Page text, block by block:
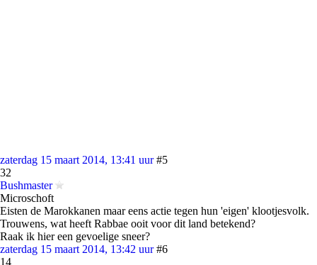
zaterdag 15 maart 2014, 13:41 uur #5
32
Bushmaster
Microschoft
Eisten de Marokkanen maar eens actie tegen hun 'eigen' klootjesvolk.
Trouwens, wat heeft Rabbae ooit voor dit land betekend?
Raak ik hier een gevoelige sneer?
zaterdag 15 maart 2014, 13:42 uur #6
14